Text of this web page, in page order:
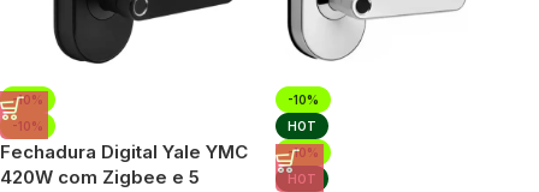
-10%
-10%
Fechadura Digital Yale YMC
420W com Zigbee e 5
-10%
HOT
-10%
HOT